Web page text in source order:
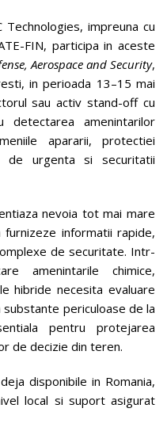
Technologies, impreuna cu
FIN, participa in aceste
Aerospace and Security,
in perioada 13–15 mai
sau activ stand-off cu
amenintarilor
apararii, protectiei
de urgenta si securitatii
nevoia tot mai mare
furnizeze informatii rapide,
de securitate. Intr-
amenintarile chimice,
hibride necesita evaluare
periculoase de la
pentru protejarea
de decizie din teren.
disponibile in Romania,
local si suport asigurat